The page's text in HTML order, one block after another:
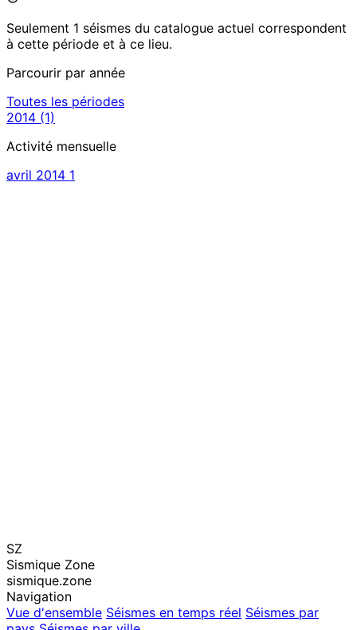
Seulement 1 séismes du catalogue actuel correspondent
à cette période et à ce lieu.
Parcourir par année
Toutes les périodes
2014 (1)
Activité mensuelle
avril 2014 1
SZ
Sismique Zone
sismique.zone
Navigation
Vue d'ensemble Séismes en temps réel Séismes par